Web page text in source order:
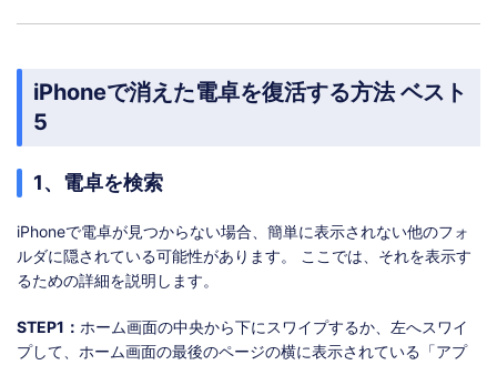
iPhoneで消えた電卓を復活する方法 ベスト
5
1、電卓を検索
iPhoneで電卓が見つからない場合、簡単に表示されない他のフォ
ルダに隠されている可能性があります。 ここでは、それを表示す
るための詳細を説明します。
STEP1： ホーム画面の中央から下にスワイプするか、左へスワイ
プして、ホーム画面の最後のページの横に表示されている「アプ